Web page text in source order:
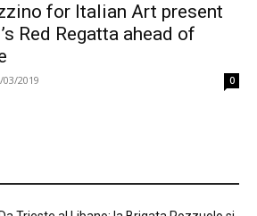
for Italian Art present
Red Regatta ahead of
03/2019 0